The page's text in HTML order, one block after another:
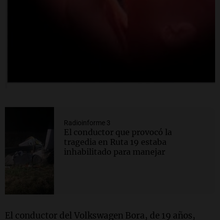
Radioinforme 3
El conductor que provocó la
tragedia en Ruta 19 estaba
inhabilitado para manejar
El conductor del Volkswagen Bora, de 19 años,